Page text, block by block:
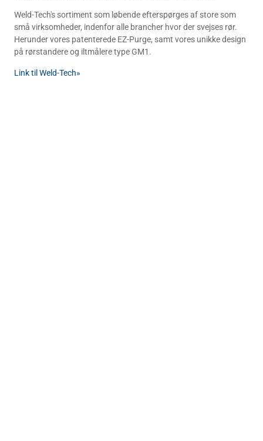
Weld-Tech's sortiment som løbende efterspørges af store som
små virksomheder, indenfor alle brancher hvor der svejses rør.
Herunder vores patenterede EZ-Purge, samt vores unikke design
på rørstandere og iltmålere type GM1.
Link til Weld-Tech»